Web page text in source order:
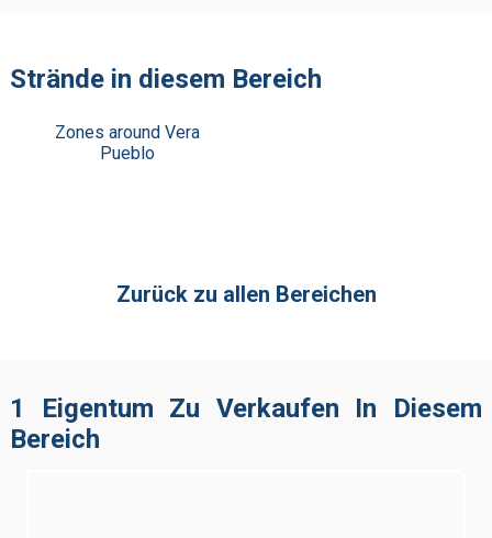
Strände in diesem Bereich
Zones around Vera
Pueblo
Zurück zu allen Bereichen
1 Eigentum Zu Verkaufen In Diesem
Bereich